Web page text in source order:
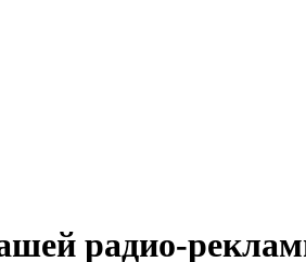
радио-